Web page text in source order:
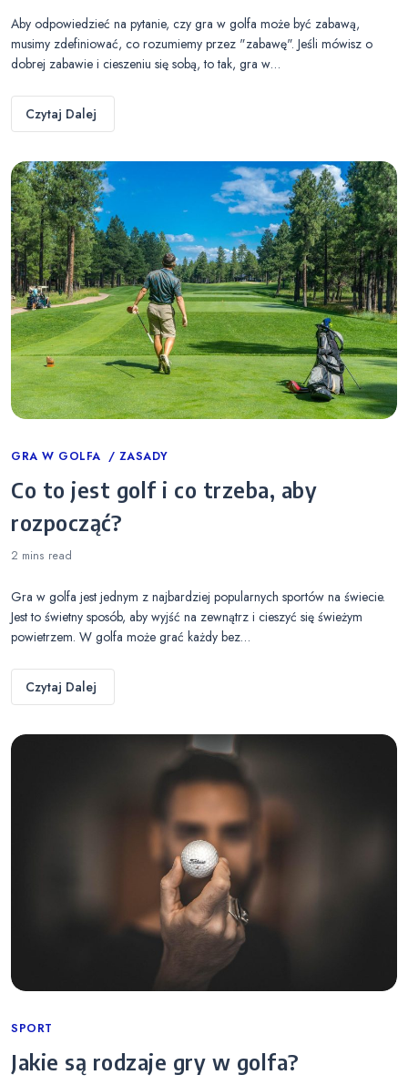
Aby odpowiedzieć na pytanie, czy gra w golfa może być zabawą,
musimy zdefiniować, co rozumiemy przez "zabawę". Jeśli mówisz o
dobrej zabawie i cieszeniu się sobą, to tak, gra w…
Czytaj Dalej
Categories
GRA W GOLFA ZASADY
Co to jest golf i co trzeba, aby
rozpocząć?
2 mins read
Gra w golfa jest jednym z najbardziej popularnych sportów na świecie.
Jest to świetny sposób, aby wyjść na zewnątrz i cieszyć się świeżym
powietrzem. W golfa może grać każdy bez…
Czytaj Dalej
Categories
SPORT
Jakie są rodzaje gry w golfa?